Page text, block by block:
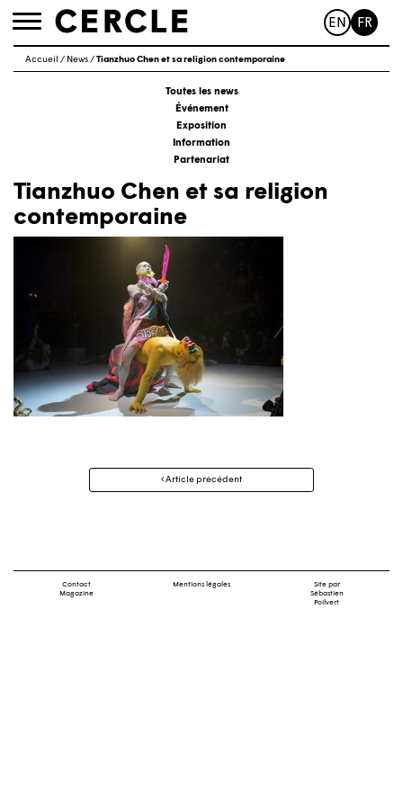
Toggle
EN FR
Accueil / News/Tianzhuo Chen et sa religion contemporaine
Toutes les news
Événement
Exposition
Information
Partenariat
Tianzhuo Chen et sa religion
contemporaine
Navigation
Article précédent
Contact
Magazine
Mentions légales
Site par
Sébastien
Poilvert